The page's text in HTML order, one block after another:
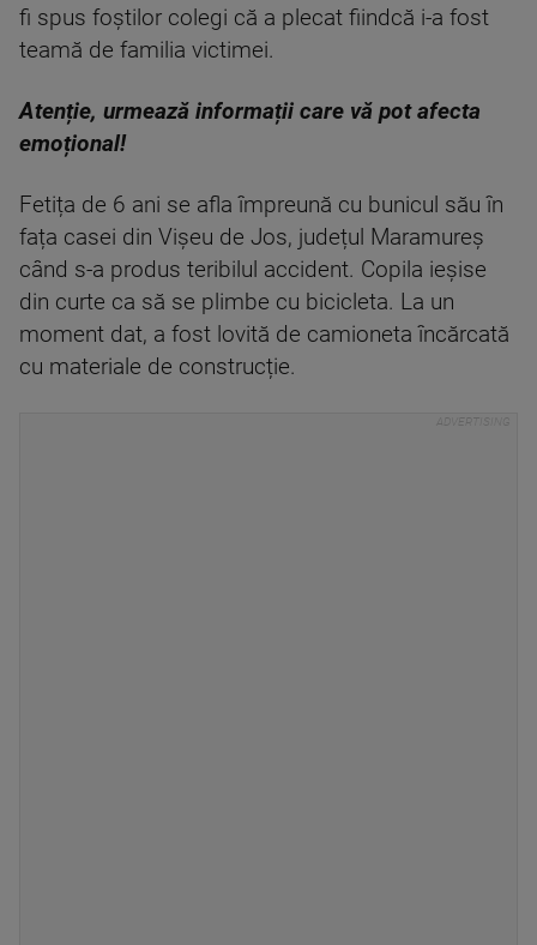
fi spus foștilor colegi că a plecat fiindcă i-a fost
teamă de familia victimei.
Atenție, urmează informații care vă pot afecta
emoțional!
Fetița de 6 ani se afla împreună cu bunicul său în
fața casei din Vișeu de Jos, județul Maramureș
când s-a produs teribilul accident. Copila ieșise
din curte ca să se plimbe cu bicicleta. La un
moment dat, a fost lovită de camioneta încărcată
cu materiale de construcție.